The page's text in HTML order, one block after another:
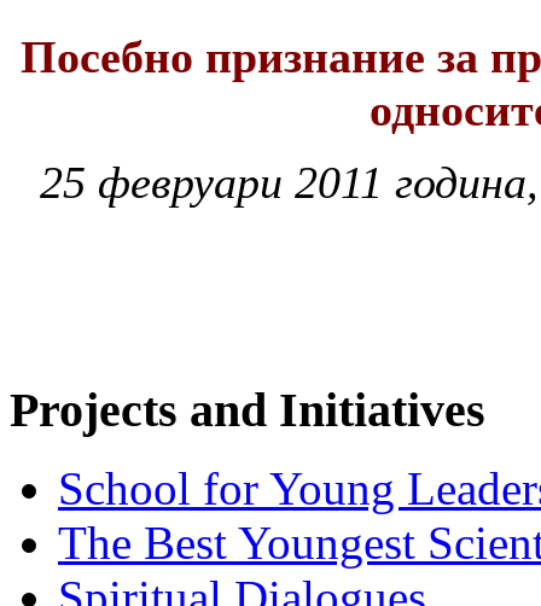
Посебно признание за
25 февруари 2011
Projects and Initiatives
School for Young
The Best Youngest